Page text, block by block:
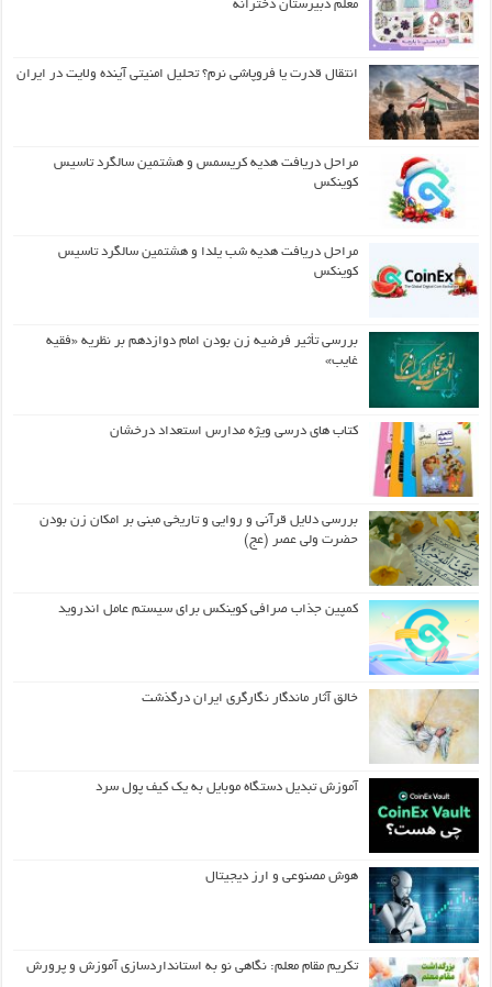
معلم دبیرستان دخترانه
انتقال قدرت یا فروپاشی نرم؟ تحلیل امنیتی آینده ولایت در ایران
مراحل دریافت هدیه کریسمس و هشتمین سالگرد تاسیس
کوینکس
مراحل دریافت هدیه شب یلدا و هشتمین سالگرد تاسیس
کوینکس
بررسی تأثیر فرضیه زن بودن امام دوازدهم بر نظریه «فقیه
غایب»
کتاب های درسی ویژه مدارس استعداد درخشان
بررسی دلایل قرآنی و روایی و تاریخی مبنی بر امکان زن بودن
حضرت ولی عصر (عج)
کمپین جذاب صرافی کوینکس برای سیستم عامل اندروید
خالق آثار ماندگار نگارگری ایران درگذشت
آموزش تبدیل دستگاه موبایل به یک کیف‌ پول سرد
هوش مصنوعی و ارز دیجیتال
تکریم مقام معلم: نگاهی نو به استانداردسازی آموزش و پرورش